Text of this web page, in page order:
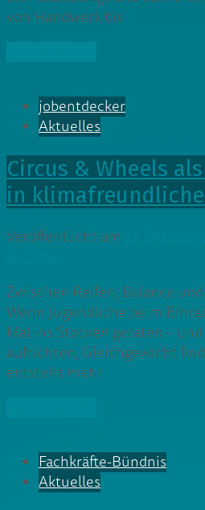
von Handwerk bis
jobentdecker
Aktuelles
Circus & Wheels
in
Veröffentlicht am
Zwischen Reifen, Balance
Wenn Jugendliche beim
Mal ins Stocken geraten –
aufrichten, Gleichgewicht
entsteht mehr
Fachkräfte-Bündnis
Aktuelles